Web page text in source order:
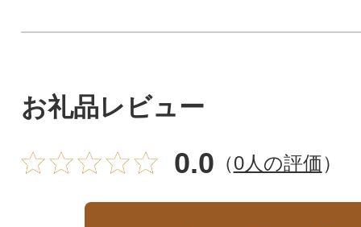
お礼品レビュー
0.0 （0人の評価）